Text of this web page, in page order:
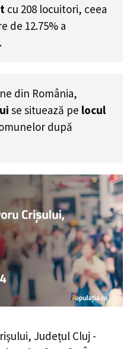
cu 208 locuitori, ceea
de 12.75% a
.
din România,
se situează pe locul
după
Județul Cluj -